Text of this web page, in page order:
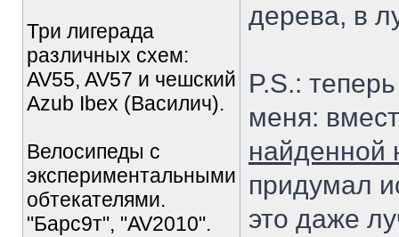
Три лигерада
различных схем:
AV55, AV57 и чешский
Azub Ibex (Василич).
Велосипеды с
экспериментальными
обтекателями.
"Барс9т", "AV2010".
дерева, в
P.S.:
меня:
найденной
придумал
это даже